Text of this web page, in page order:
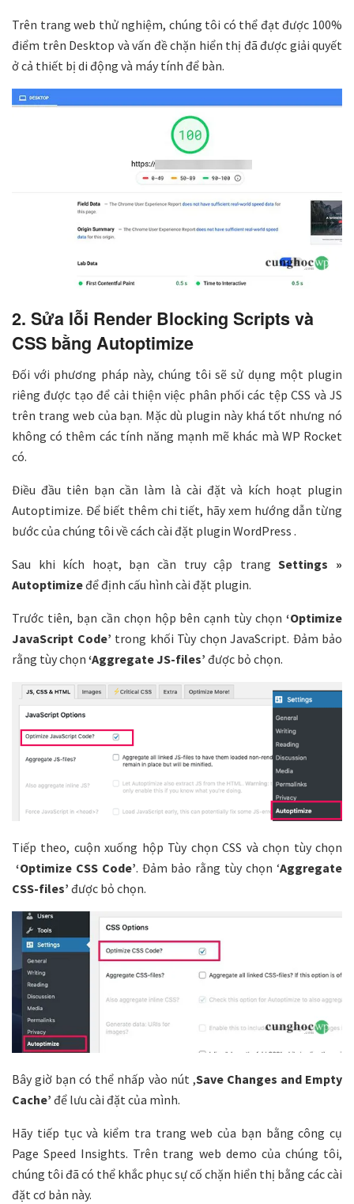
Trên trang web thử nghiệm, chúng tôi có thể đạt được 100%
điểm trên Desktop và vấn đề chặn hiển thị đã được giải quyết
ở cả thiết bị di động và máy tính để bàn.
2. Sửa lỗi Render Blocking Scripts và
CSS bằng Autoptimize
Đối với phương pháp này, chúng tôi sẽ sử dụng một plugin
riêng được tạo để cải thiện việc phân phối các tệp CSS và JS
trên trang web của bạn. Mặc dù plugin này khá tốt nhưng nó
không có thêm các tính năng mạnh mẽ khác mà WP Rocket
có.
Điều đầu tiên bạn cần làm là cài đặt và kích hoạt plugin
Autoptimize. Để biết thêm chi tiết, hãy xem hướng dẫn từng
bước của chúng tôi về cách cài đặt plugin WordPress .
Sau khi kích hoạt, bạn cần truy cập trangSettings »
Autoptimizeđể định cấu hình cài đặt plugin.
Trước tiên, bạn cần chọn hộp bên cạnh tùy chọn ‘Optimize
JavaScript Code’ trong khối Tùy chọn JavaScript. Đảm bảo
rằng tùy chọn ‘Aggregate JS-files’ được bỏ chọn.
Tiếp theo, cuộn xuống hộp Tùy chọn CSS và chọn tùy chọn
‘Optimize CSS Code’. Đảm bảo rằng tùy chọn ‘Aggregate
CSS-files’ được bỏ chọn.
Bây giờ bạn có thể nhấp vào nút ,Save Changes and Empty
Cache’ để lưu cài đặt của mình.
Hãy tiếp tục và kiểm tra trang web của bạn bằng công cụ
Page Speed Insights. Trên trang web demo của chúng tôi,
chúng tôi đã có thể khắc phục sự cố chặn hiển thị bằng các cài
đặt cơ bản này.